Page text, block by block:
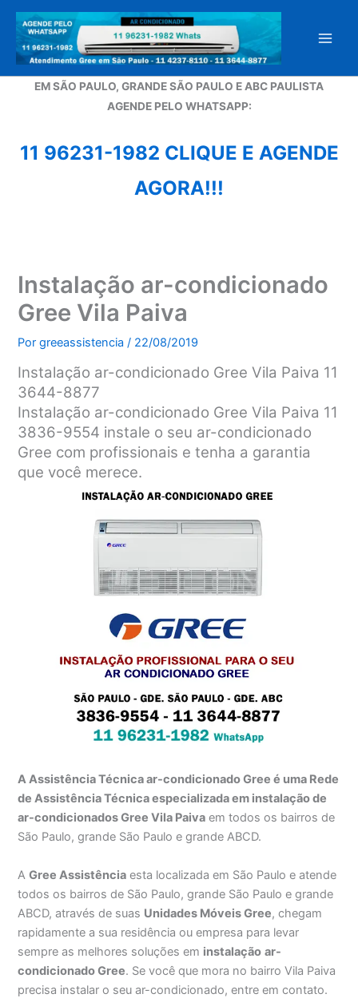
para
conteúdo
EM SÃO PAULO, GRANDE SÃO PAULO E ABC PAULISTA
AGENDE PELO WHATSAPP:
11 96231-1982 CLIQUE E AGENDE
AGORA!!!
Instalação ar-condicionado
Gree Vila Paiva
Porgreeassistencia/ 22/08/2019
Instalação ar-condicionado Gree Vila Paiva 11
3644-8877
Instalação ar-condicionado Gree Vila Paiva 11
3836-9554 instale o seu ar-condicionado
Gree com profissionais e tenha a garantia
que você merece.
A Assistência Técnica ar-condicionado Gree é uma Rede
de Assistência Técnica especializada em instalação de
ar-condicionados Gree Vila Paiva em todos os bairros de
São Paulo, grande São Paulo e grande ABCD.
AGree Assistência esta localizada em São Paulo e atende
todos os bairros de São Paulo, grande São Paulo e grande
ABCD, através de suas Unidades Móveis Gree, chegam
rapidamente a sua residência ou empresa para levar
sempre as melhores soluções em instalação ar-
condicionado Gree. Se você que mora no bairro Vila Paiva
precisa instalar o seu ar-condicionado, entre em contato.